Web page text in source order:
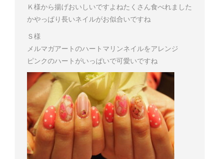
Ｋ様から揚げおいしいですよねたくさん食べれました
かやっぱり長いネイルがお似合いですね
Ｓ様
メルマガアートのハートマリンネイルをアレンジ
ピンクのハートがいっぱいで可愛いですね